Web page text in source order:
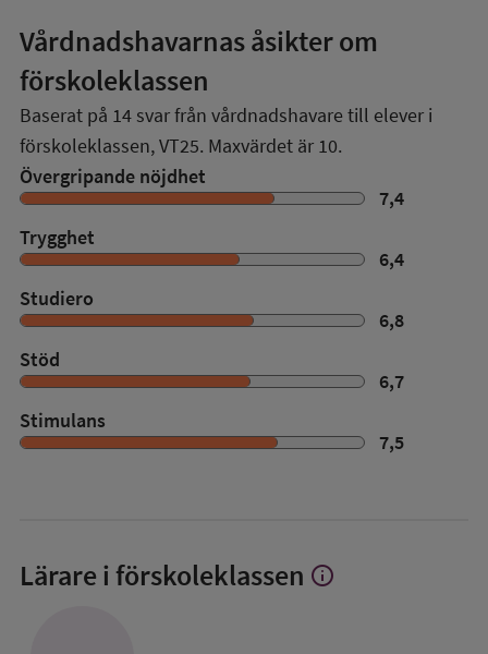
Vårdnadshavarnas åsikter om
förskoleklassen
Baserat på 14 svar från vårdnadshavare till elever i
förskoleklassen,VT25. Maxvärdet är 10.
Övergripande nöjdhet
7,4
Trygghet
6,4
Studiero
6,8
Stöd
6,7
Stimulans
7,5
Lärare i förskoleklassen Visa
info